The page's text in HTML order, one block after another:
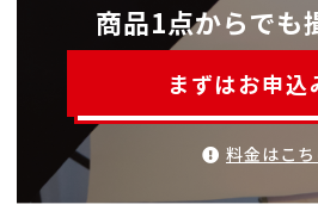
商品1点からでも
まずはお申込
料金はこち